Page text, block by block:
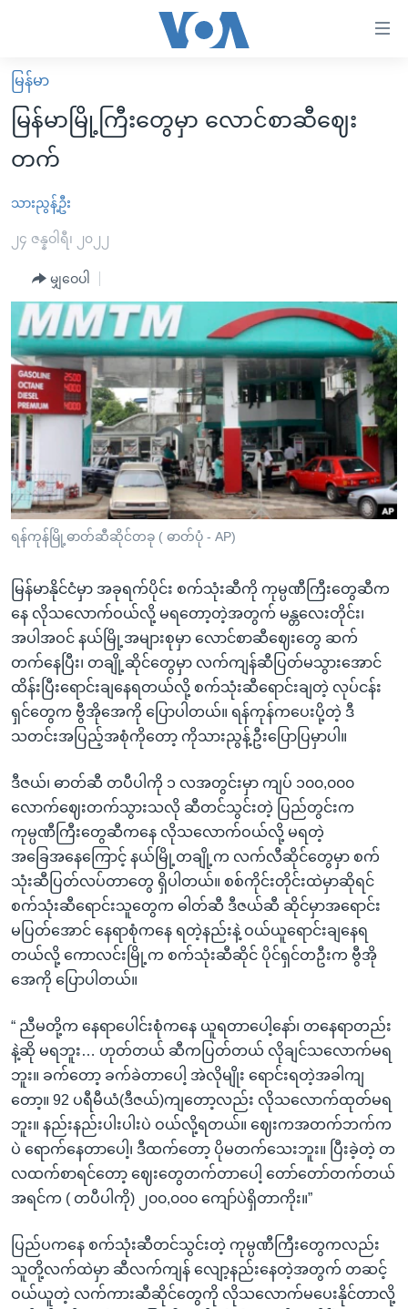
လွယ်ကူ
စေ
များ
ပင်မ
ကျော်
ကြည့်
ရန်
ပင်မ
အ
ညွန်း
စာမျက်နှာ
သို့
ကျော်
ကြည့်
ရှာဖွေ
ရန်
နေရာ
သို့
ကျော်
ရန်
မူလစာမျက်နှာ
မြန်မာ
ကမ္ဘာ့သတင်းများ
နိုင်ငံတကာ
အမေရိကန်
အစ္စရေး-ပါလက်စတိုင်း
သတင်းလွတ်လပ်ခွင့်
အင်္ဂလိပ်စာလေ့လာမယ်
အမေရိကန်သုံးအီဒီယံ
မကြေးမုံရဲ့ အင်္ဂလိပ်စာ
ရုပ်ရှင်ထဲက အင်္ဂလိပ်စာ
သုတပဒေသာ အင်္ဂလိပ်စာ
အပတ်စဉ်ကဏ္ဍများ
ရေဒီယို
တီဗွီ
ရေဒီယိုနှင့်ရုပ်သံ အချက်အလက်များ
ရေဒီယို/တီဗွီအစီအစဉ်
Learning English
ဗွီအိုအေ လူမှုကွန်ယက်များ
ဘာသာစကားများ
မြန်မာ
မြန်မာမြို့ကြီးတွေမှာ လောင်စာဆီဈေး
တက်
သားညွန့်ဦး
၂၄ ဇန္နဝါရီ၊ ၂၀၂၂
မျှဝေပါ
ရန်ကုန်မြို့ဓာတ်ဆီဆိုင်တခု ( ဓာတ်ပုံ - AP)
မြန်မာနိုင်ငံမှာ အခုရက်ပိုင်း စက်သုံးဆီကို ကုမ္ပဏီကြီးတွေဆီက
နေ လိုသလောက်ဝယ်လို့ မရတော့တဲ့အတွက် မန္တလေးတိုင်း၊
အပါအဝင် နယ်မြို့အများစုမှာ လောင်စာဆီဈေးတွေ ဆက်
တက်နေပြီး၊ တချို့ဆိုင်တွေမှာ လက်ကျန်ဆီပြတ်မသွားအောင်
ထိန်းပြီးရောင်းချနေရတယ်လို့ စက်သုံးဆီရောင်းချတဲ့ လုပ်ငန်း
ရှင်တွေက ဗွီအိုအေကို ပြောပါတယ်။ ရန်ကုန်ကပေးပို့တဲ့ ဒီ
သတင်းအပြည့်အစုံကိုတော့ ကိုသားညွန့်ဦးပြောပြမှာပါ။
ဒီဇယ်၊ ဓာတ်ဆီ တပီပါကို ၁ လအတွင်းမှာ ကျပ် ၁၀၀,၀၀၀
လောက်ဈေးတက်သွားသလို ဆီတင်သွင်းတဲ့ ပြည်တွင်းက
ကုမ္ပဏီကြီးတွေဆီကနေ လိုသလောက်ဝယ်လို့ မရတဲ့
အခြေအနေကြောင့် နယ်မြို့တချို့က လက်လီဆိုင်တွေမှာ စက်
သုံးဆီပြတ်လပ်တာတွေ ရှိပါတယ်။ စစ်ကိုင်းတိုင်းထဲမှာဆိုရင်
စက်သုံးဆီရောင်းသူတွေက ဓါတ်ဆီ ဒီဇယ်ဆီ ဆိုင်မှာအရောင်း
မပြတ်အောင် နေရာစုံကနေ ရတဲ့နည်းနဲ့ ဝယ်ယူရောင်းချနေရ
တယ်လို့ ကောလင်းမြို့က စက်သုံးဆီဆိုင် ပိုင်ရှင်တဦးက ဗွီအို
အေကို ပြောပါတယ်။
“ ညီမတို့က နေရာပေါင်းစုံကနေ ယူရတာပေါ့နော်၊ တနေရာတည်း
နဲ့ဆို မရဘူး… ဟုတ်တယ် ဆီကပြတ်တယ် လိုချင်သလောက်မရ
ဘူး။ ခက်တော့ ခက်ခဲတာပေါ့ အဲလိုမျိုး ရောင်းရတဲ့အခါကျ
တော့။ 92 ပရီမီယံ(ဒီဇယ်)ကျတော့လည်း လိုသလောက်ထုတ်မရ
ဘူး။ နည်းနည်းပါးပါးပဲ ဝယ်လို့ရတယ်။ ဈေးကအတက်ဘက်က
ပဲ ရောက်နေတာပေါ့၊ ဒီထက်တော့ ပိုမတက်သေးဘူး။ ပြီးခဲ့တဲ့ တ
လထက်စာရင်တော့ ဈေးတွေတက်တာပေါ့ တော်တော်တက်တယ်
အရင်က ( တပီပါကို) ၂၀၀,၀၀၀ ကျော်ပဲရှိတာကိုး။”
ပြည်ပကနေ စက်သုံးဆီတင်သွင်းတဲ့ ကုမ္ပဏီကြီးတွေကလည်း
သူတို့လက်ထဲမှာ ဆီလက်ကျန် လျော့နည်းနေတဲ့အတွက် တဆင့်
ဝယ်ယူတဲ့ လက်ကားဆီဆိုင်တွေကို လိုသလောက်မပေးနိုင်တာလို့